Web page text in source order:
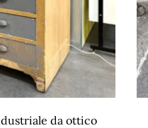
da ottico